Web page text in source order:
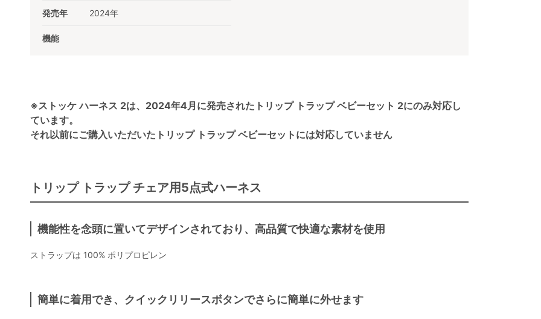
発売年 2024年
機能
※ストッケ ハーネス 2は、2024年4月に発売されたトリップ トラップ ベビーセット 2にのみ対応し
ています。
それ以前にご購入いただいたトリップ トラップ ベビーセットには対応していません
トリップ トラップ チェア用5点式ハーネス
機能性を念頭に置いてデザインされており、高品質で快適な素材を使用
ストラップは 100% ポリプロピレン
簡単に着用でき、クイックリリースボタンでさらに簡単に外せます